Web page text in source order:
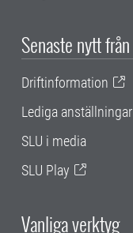
Senaste nytt från
Driftinformation
Lediga anställningar
SLU i media
SLU Play
Vanliga verktyg